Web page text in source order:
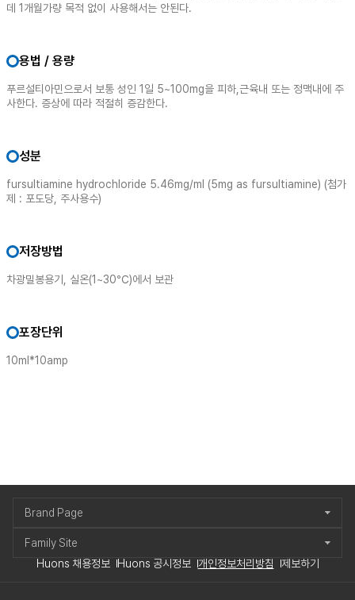
데 1개월가량 목적 없이 사용해서는 안된다.
용법 / 용량
푸르설티아민으로서 보통 성인 1일 5~100mg을 피하,근육내 또는 정맥내에 주
사한다. 증상에 따라 적절히 증감한다.
성분
fursultiamine hydrochloride 5.46mg/ml (5mg as fursultiamine) (첨가
제 : 포도당, 주사용수)
저장방법
차광밀봉용기, 실온(1~30℃)에서 보관
포장단위
10ml*10amp
Huons 채용정보 Huons 공시정보 개인정보처리방침 제보하기
Brand Page
Family Site